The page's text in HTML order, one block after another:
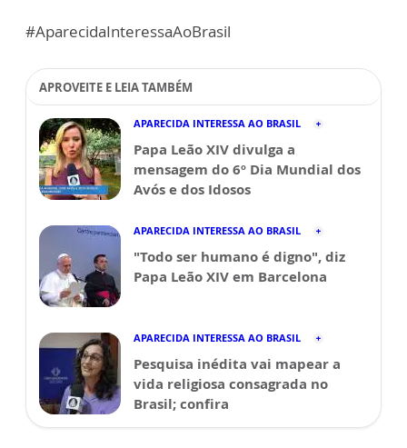
#AparecidaInteressaAoBrasil
APROVEITE E LEIA TAMBÉM
APARECIDA INTERESSA AO BRASIL
Papa Leão XIV divulga a
mensagem do 6º Dia Mundial dos
Avós e dos Idosos
APARECIDA INTERESSA AO BRASIL
"Todo ser humano é digno", diz
Papa Leão XIV em Barcelona
APARECIDA INTERESSA AO BRASIL
Pesquisa inédita vai mapear a
vida religiosa consagrada no
Brasil; confira